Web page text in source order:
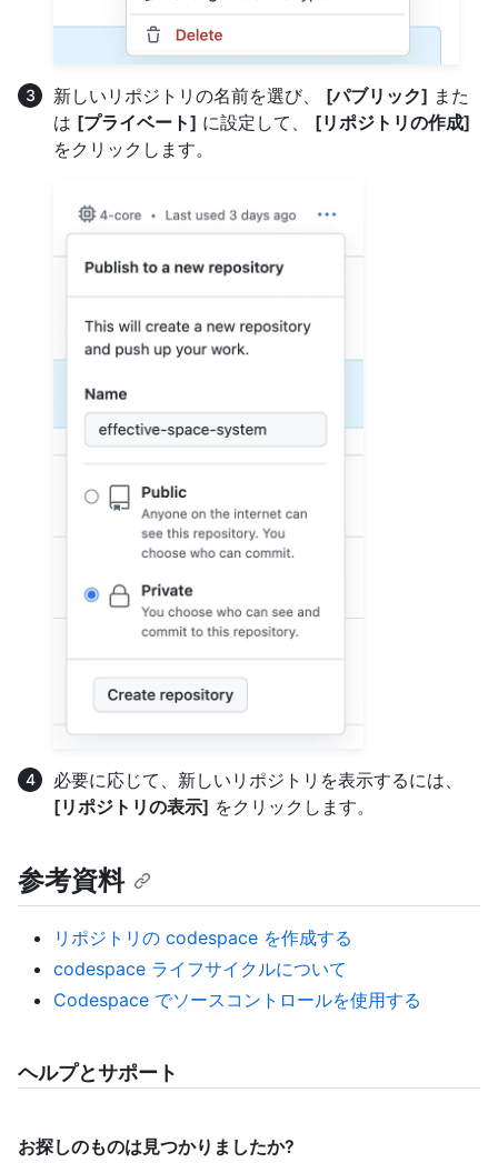
新しいリポジトリの名前を選び、 [パブリック] また
は [プライベート] に設定して、 [リポジトリの作成]
をクリックします。
必要に応じて、新しいリポジトリを表示するには、
[リポジトリの表示] をクリックします。
参考資料
リポジトリの codespace を作成する
codespace ライフサイクルについて
Codespace でソースコントロールを使用する
ヘルプとサポート
お探しのものは見つかりましたか?